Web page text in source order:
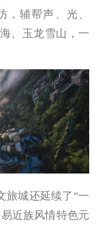
辅帮声、光、
、玉龙雪山，一
城还延续了“一
近族风情特色元